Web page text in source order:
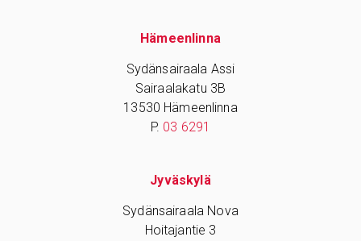
Hämeenlinna
Sydänsairaala Assi
Sairaalakatu 3B
13530 Hämeenlinna
P. 03 6291
Jyväskylä
Sydänsairaala Nova
Hoitajantie 3